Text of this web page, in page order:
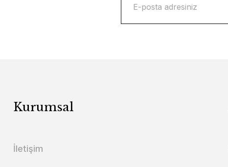
Kurumsal
İletişim